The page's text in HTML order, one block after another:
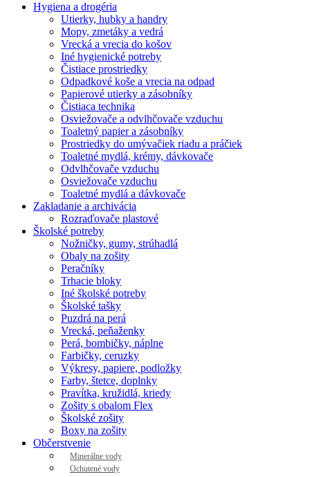
Hygiena a drogéria
Utierky, hubky a handry
Mopy, zmetáky a vedrá
Vrecká a vrecia do košov
Iné hygienické potreby
Čistiace prostriedky
Odpadkové koše a vrecia na odpad
Papierové utierky a zásobníky
Čistiaca technika
Osviežovače a odvlhčovače vzduchu
Toaletný papier a zásobníky
Prostriedky do umývačiek riadu a práčiek
Toaletné mydlá, krémy, dávkovače
Odvlhčovače vzduchu
Osviežovače vzduchu
Toaletné mydlá a dávkovače
Zakladanie a archivácia
Rozraďovače plastové
Školské potreby
Nožničky, gumy, strúhadlá
Obaly na zošity
Peračníky
Trhacie bloky
Iné školské potreby
Školské tašky
Puzdrá na perá
Vrecká, peňaženky
Perá, bombičky, náplne
Farbičky, ceruzky
Výkresy, papiere, podložky
Farby, štetce, doplnky
Pravítka, kružidlá, kriedy
Zošity s obalom Flex
Školské zošity
Boxy na zošity
Občerstvenie
Minerálne vody
Ochutené vody